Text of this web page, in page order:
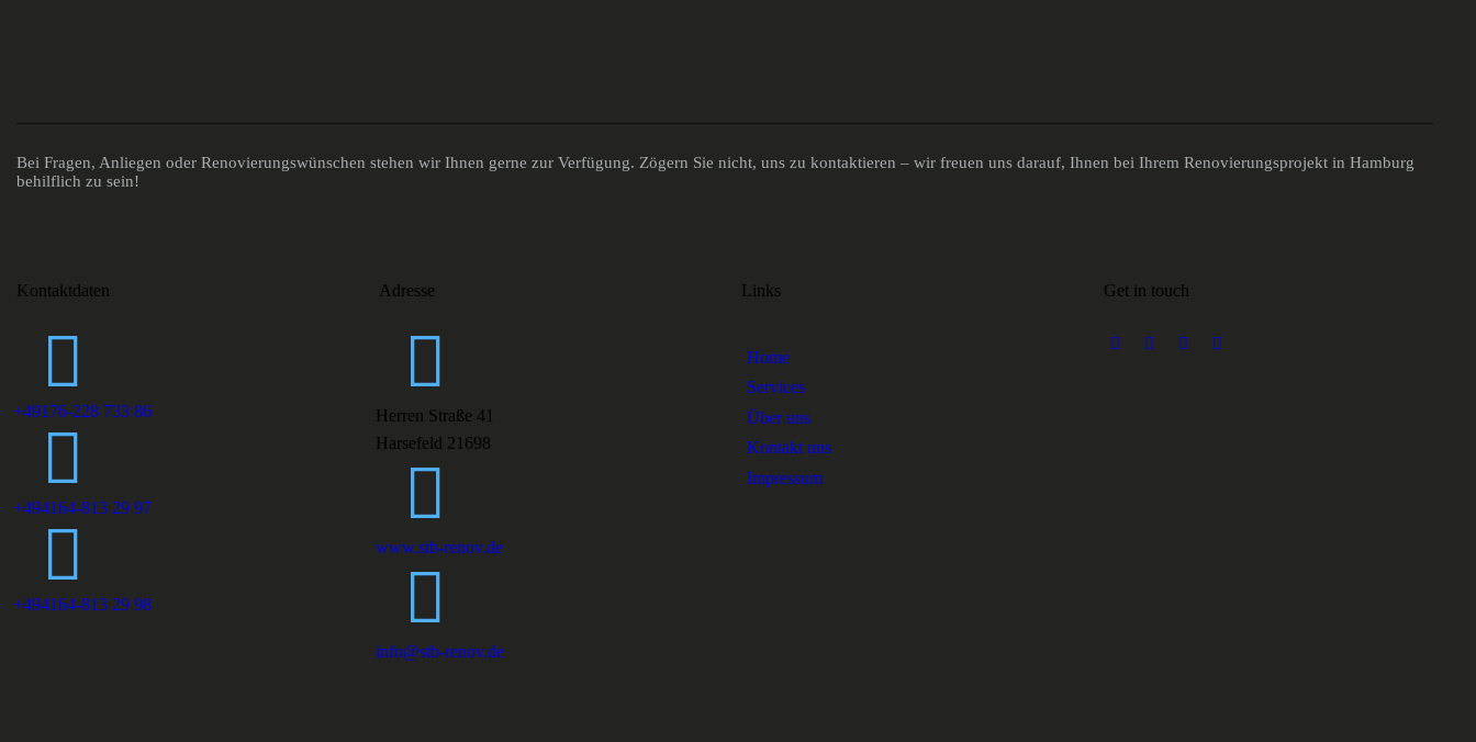
Bei Fragen, Anliegen oder Renovierungswünschen stehen wir Ihnen gerne zur Verfügung. Zögern Sie nicht, uns zu kontaktieren – wir freuen uns darauf, Ihnen bei Ihrem Renovierungsprojekt in Hamburg
behilflich zu sein!
Kontaktdaten
+49176-228 733 86
+494164-813 29 97
+494164-813 29 98
Adresse
Herren Straße 41
Harsefeld 21698
www.stb-renov.de
info@stb-renov.de
Links
Home
Services
Über uns
Kontakt uns
Impressum
Get in touch